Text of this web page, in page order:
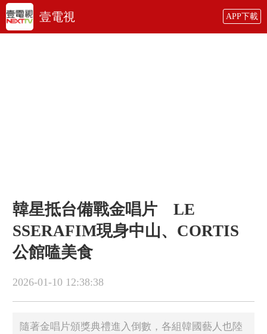
壹電視 APP下載
韓星抵台備戰金唱片 LE
SSERAFIM現身中山、CORTIS
公館嗑美食
2026-01-10 12:38:38
隨著金唱片頒獎典禮進入倒數，各組韓國藝人也陸